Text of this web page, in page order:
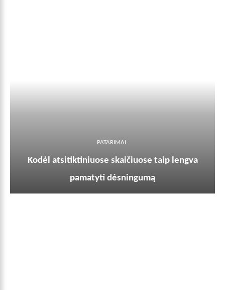
PATARIMAI
Kodėl atsitiktiniuose skaičiuose taip lengva
pamatyti dėsningumą